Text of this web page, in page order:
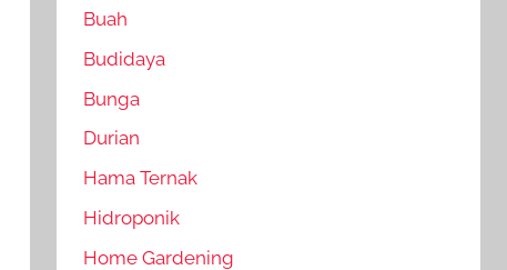
Buah
Budidaya
Bunga
Durian
Hama Ternak
Hidroponik
Home Gardening